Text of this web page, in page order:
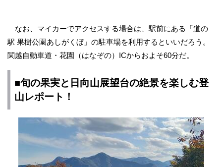
なお、マイカーでアクセスする場合は、駅前にある「道の
駅 果樹公園あしがくぼ」の駐車場を利用するといいだろう。
関越自動車道・花園（はなぞの）ICからおよそ60分だ。
■旬の果実と日向山展望台の絶景を楽しむ登
山レポート！